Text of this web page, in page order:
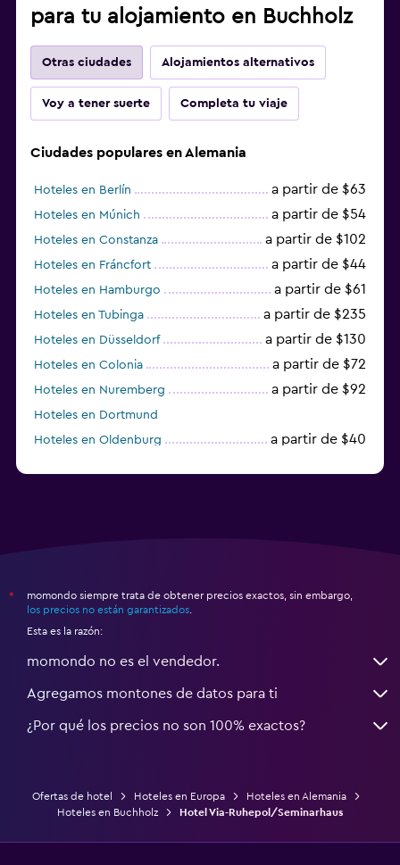
para tu alojamiento en Buchholz
Otras ciudades Alojamientos alternativos
Voy a tener suerte Completa tu viaje
Ciudades populares en Alemania
Hoteles en Berlín a partir de $63
Hoteles en Múnich a partir de $54
Hoteles en Constanza a partir de $102
Hoteles en Fráncfort a partir de $44
Hoteles en Hamburgo a partir de $61
Hoteles en Tubinga a partir de $235
Hoteles en Düsseldorf a partir de $130
Hoteles en Colonia a partir de $72
Hoteles en Nuremberg a partir de $92
Hoteles en Dortmund
Hoteles en Oldenburg
a partir de $40
*
momondo siempre trata de obtener precios exactos, sin embargo,
los precios no están garantizados
Esta es la razón:
momondo no es el vendedor.
Agregamos montones de datos para ti
¿Por qué los precios no son 100% exactos?
Ofertas de hotel Hoteles en Europa
Hoteles en Alemania
Hoteles en Buchholz
Hotel Via-Ruhepol/Seminarhaus